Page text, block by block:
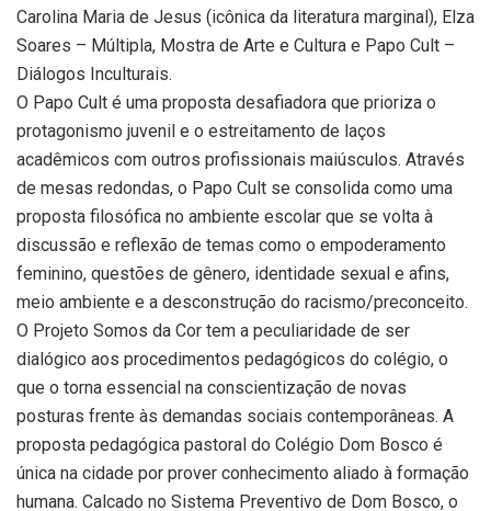
Carolina Maria de Jesus (icônica da literatura marginal), Elza
Soares – Múltipla, Mostra de Arte e Cultura e Papo Cult –
Diálogos Inculturais.
O Papo Cult é uma proposta desafiadora que prioriza o
protagonismo juvenil e o estreitamento de laços
acadêmicos com outros profissionais maiúsculos. Através
de mesas redondas, o Papo Cult se consolida como uma
proposta filosófica no ambiente escolar que se volta à
discussão e reflexão de temas como o empoderamento
feminino, questões de gênero, identidade sexual e afins,
meio ambiente e a desconstrução do racismo/preconceito.
O Projeto Somos da Cor tem a peculiaridade de ser
dialógico aos procedimentos pedagógicos do colégio, o
que o torna essencial na conscientização de novas
posturas frente às demandas sociais contemporâneas. A
proposta pedagógica pastoral do Colégio Dom Bosco é
única na cidade por prover conhecimento aliado à formação
humana. Calcado no Sistema Preventivo de Dom Bosco, o